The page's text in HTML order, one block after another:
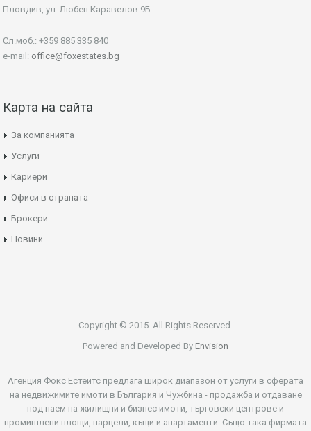
Пловдив, ул. Любен Каравелов 9Б
Сл.моб.: +359 885 335 840
e-mail: office@foxestates.bg
Карта на сайта
За компанията
Услуги
Кариери
Офиси в страната
Брокери
Новини
Copyright © 2015. All Rights Reserved.
Powered and Developed By Envision
Агенция Фокс Естейтс предлага широк диапазон от услуги в сферата
на недвижимите имоти в България и Чужбина - продажба и отдаване
под наем на жилищни и бизнес имоти, търговски центрове и
промишлени площи, парцели, къщи и апартаменти. Също така фирмата